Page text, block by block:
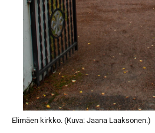
Elimäen kirkko. (Kuva: Jaana Laaksonen.)